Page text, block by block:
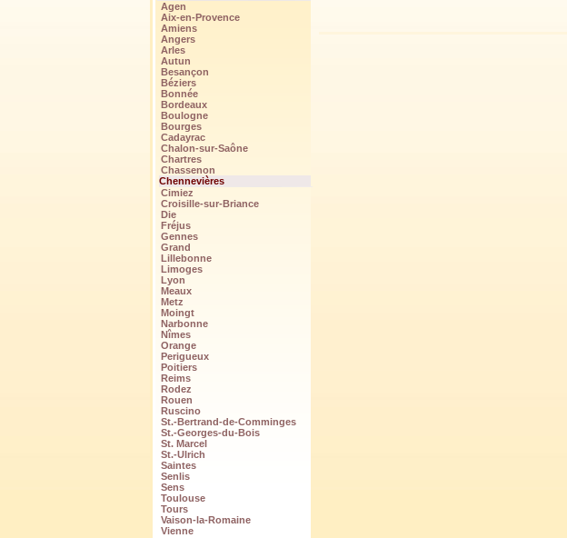
Agen
Aix-en-Provence
Amiens
Angers
Arles
Autun
Besançon
Béziers
Bonnée
Bordeaux
Boulogne
Bourges
Cadayrac
Chalon-sur-Saône
Chartres
Chassenon
Chennevières
Cimiez
Croisille-sur-Briance
Die
Fréjus
Gennes
Grand
Lillebonne
Limoges
Lyon
Meaux
Metz
Moingt
Narbonne
Nîmes
Orange
Perigueux
Poitiers
Reims
Rodez
Rouen
Ruscino
St.-Bertrand-de-Comminges
St.-Georges-du-Bois
St. Marcel
St.-Ulrich
Saintes
Senlis
Sens
Toulouse
Tours
Vaison-la-Romaine
Vienne